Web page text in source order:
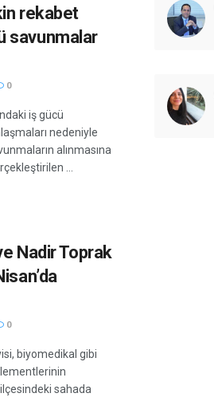
rekabet
savunmalar
0
iş gücü
nedeniyle
alınmasına
...
Nadir Toprak
0
biyomedikal gibi
sahada